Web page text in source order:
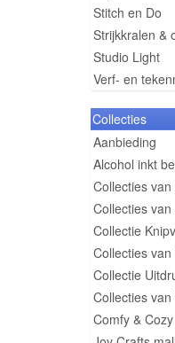
Stitch en Do
Strijkkralen &
Studio Light
Verf- en
Collecties
Aanbieding
Alcohol inkt
Collecties van
Collecties
Collectie
Collecties
Collectie
Collecties
Comfy &